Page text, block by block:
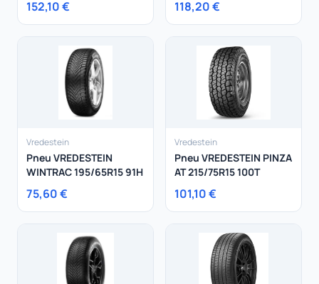
152,10 € 118,20 €
Vredestein
Pneu VREDESTEIN
WINTRAC 195/65R15 91H
75,60 €
Vredestein
Pneu VREDESTEIN PINZA
AT 215/75R15 100T
101,10 €